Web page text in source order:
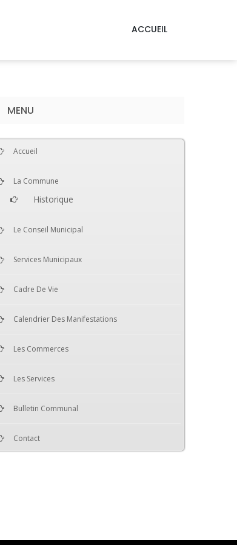
ACCUEIL
MENU
Accueil
La Commune
Historique
Le Conseil Municipal
Services Municipaux
Cadre De Vie
Calendrier Des Manifestations
Les Commerces
Les Services
Bulletin Communal
Contact